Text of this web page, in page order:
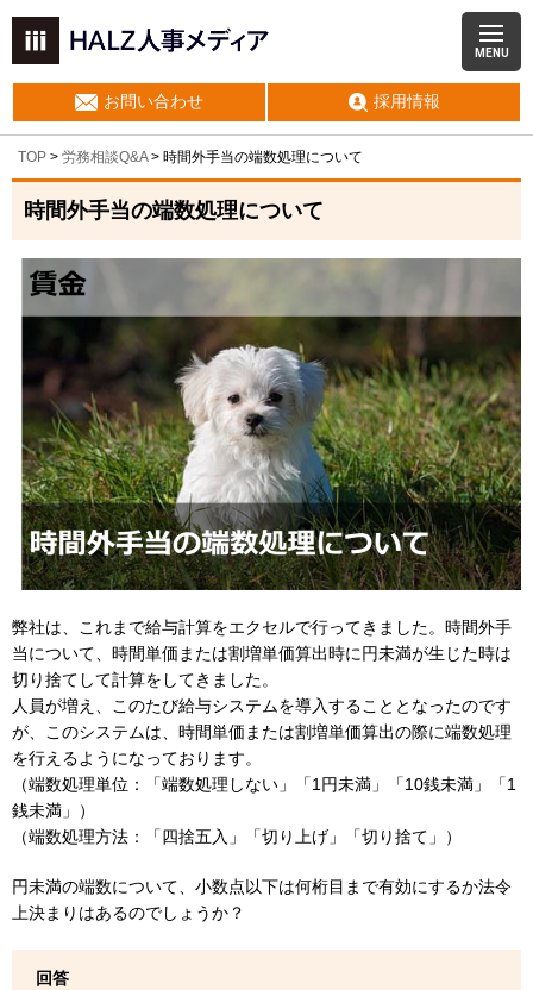
MENU
お問い合わせ 採用情報
TOP > 労務相談Q&A> 時間外手当の端数処理について
時間外手当の端数処理について
弊社は、これまで給与計算をエクセルで行ってきました。時間外手
当について、時間単価または割増単価算出時に円未満が生じた時は
切り捨てして計算をしてきました。
人員が増え、このたび給与システムを導入することとなったのです
が、このシステムは、時間単価または割増単価算出の際に端数処理
を行えるようになっております。
（端数処理単位：「端数処理しない」「1円未満」「10銭未満」「1
銭未満」）
（端数処理方法：「四捨五入」「切り上げ」「切り捨て」）
円未満の端数について、小数点以下は何桁目まで有効にするか法令
上決まりはあるのでしょうか？
回答